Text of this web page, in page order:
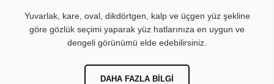
Yuvarlak, kare, oval, dikdörtgen, kalp ve üçgen yüz şekline
göre gözlük seçimi yaparak yüz hatlarınıza en uygun ve
dengeli görünümü elde edebilirsiniz.
DAHA FAZLA BILGI